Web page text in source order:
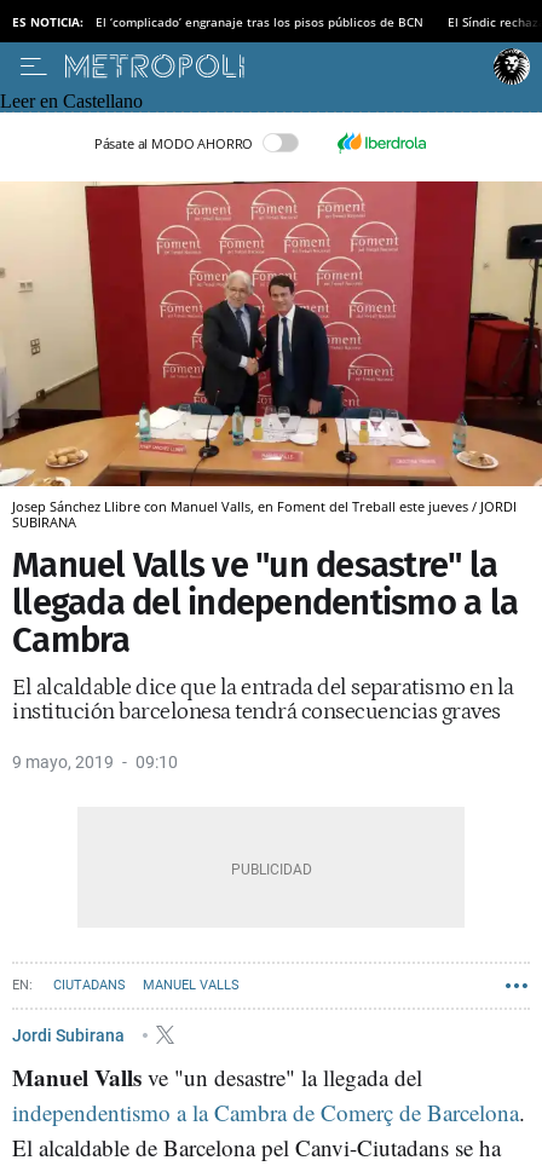
ES NOTICIA: El ‘complicado’ engranaje tras los pisos públicos de BCN El Síndic
Leer en Castellano
Pásate al MODO AHORRO
Josep Sánchez Llibre con Manuel Valls, en Foment del Treball este jueves / JORDI
SUBIRANA
Manuel Valls ve "un desastre" la
llegada del independentismo a la
Cambra
El alcaldable dice que la entrada del separatismo en la
institución barcelonesa tendrá consecuencias graves
9 mayo, 2019 09:10
CIUTADANS MANUEL VALLS
ELECCIONES MUNICIPALES DE BARCELONA 2023
Jordi Subirana
Manuel Valls ve "un desastre" la llegada del
independentismo a la Cambra de Comerç de Barcelona.
El alcaldable de Barcelona pel Canvi-Ciutadans se ha